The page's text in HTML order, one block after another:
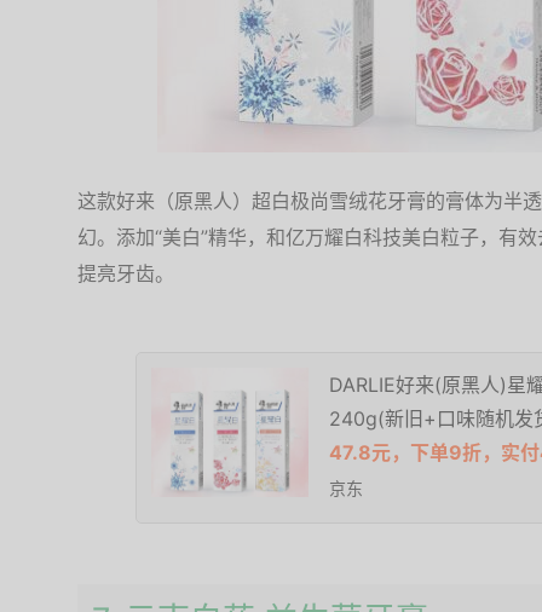
这款好来（原黑人）超白极尚雪绒花牙膏的膏体为半
幻。添加“美白”精华，和亿万耀白科技美白粒子，有
提亮牙齿。
DARLIE好来(原黑人)星
240g(新旧+口味随机发
47.8元，下单9折，实
京东